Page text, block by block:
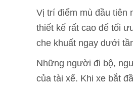
Vị trí điểm mù đầu tiên
thiết kế rất cao để tối
che khuất ngay dưới
Những người đi bộ,
của tài xế. Khi xe bắt